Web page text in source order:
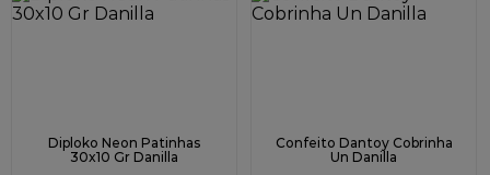
Diploko Neon Patinhas
30x10 Gr Danilla
Confeito Dantoy Cobrinha
Un Danilla